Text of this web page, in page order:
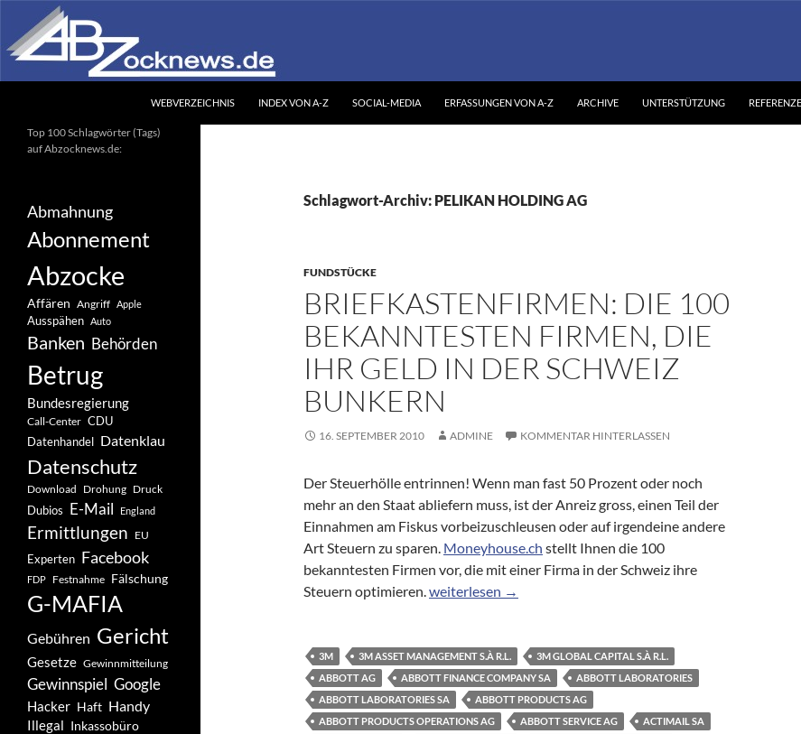
Inhalt
springen
WEBVERZEICHNIS INDEX VON A-Z SOCIAL-MEDIA ERFASSUNGEN VON A-Z ARCHIVE UNTERSTÜTZUNG
Schlagwort-Archiv: PELIKAN HOLDING AG
FUNDSTÜCKE
BRIEFKASTENFIRMEN: DIE 100
BEKANNTESTEN FIRMEN, DIE
IHR GELD IN DER SCHWEIZ
BUNKERN
16. SEPTEMBER 2010 ADMINE KOMMENTAR HINTERLASSEN
Der Steuerhölle entrinnen! Wenn man fast 50 Prozent oder noch
mehr an den Staat abliefern muss, ist der Anreiz gross, einen Teil der
Einnahmen am Fiskus vorbeizuschleusen oder auf irgendeine andere
Art Steuern zu sparen. Moneyhouse.ch stellt Ihnen die 100
bekanntesten Firmen vor, die mit einer Firma in der Schweiz ihre
Steuern optimieren.Briefkastenfirmen: Die 100 bekanntesten Firmen, die Ihr
weiterlesen →
3M 3M ASSET MANAGEMENT S.À R.L.
3M GLOBAL CAPITAL S.À R.L.
ABBOTT AG
ABBOTT FINANCE COMPANY SA
ABBOTT LABORATORIES
ABBOTT LABORATORIES SA
ABBOTT PRODUCTS AG
ABBOTT PRODUCTS OPERATIONS AG
ABBOTT SERVICE AG
ACTIMAIL SA
Ihr unabhängiges
Informationsportal
Top 100 Schlagwörter (Tags)
auf Abzocknews.de:
Abmahnung
Abonnement
Abzocke
Affären Angriff Apple
Ausspähen Auto
Banken Behörden
Betrug
Bundesregierung
Call-Center CDU
Datenhandel Datenklau
Datenschutz
Download Drohung Druck
Dubios E-Mail England
Ermittlungen EU
Experten Facebook
FDP Festnahme Fälschung
G-MAFIA
Gebühren Gericht
Gesetze Gewinnmitteilung
Gewinnspiel Google
Hacker Haft Handy
Illegal Inkassobüro